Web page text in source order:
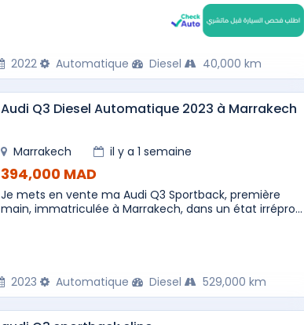
2022 Automatique Diesel 40,000 km
Audi Q3 Diesel Automatique 2023 à Marrakech
Marrakech il y a 1 semaine
394,000 MAD
Je mets en vente ma Audi Q3 Sportback, première
main, immatriculée à Marrakech, dans un état irrépro...
2023 Automatique Diesel 529,000 km